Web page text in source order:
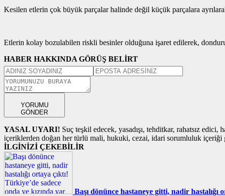
Kesilen etlerin çok büyük parçalar halinde değil küçük parçalara
Etlerin kolay bozulabilen riskli besinler olduğuna işaret edilerek,
HABER HAKKINDA GÖRÜŞ BELİRT
YORUMU
GÖNDER
YASAL UYARI! Suç teşkil edecek, yasadışı, tehditkar, rahatsız
içeriklerden doğan her türlü mali, hukuki, cezai, idari sorumluluk içeriği
İLGİNİZİ ÇEKEBİLİR
Başı dönünce hastaneye gitti, nadir hastalığı